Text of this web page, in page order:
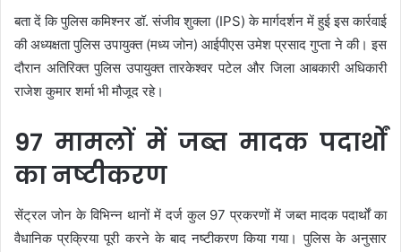
बता दें कि पुलिस कमिश्नर डॉ. संजीव शुक्ला (IPS) के मार्गदर्शन में हुई इस कार्रवाई
की अध्यक्षता पुलिस उपायुक्त (मध्य जोन) आईपीएस उमेश प्रसाद गुप्ता ने की। इस
दौरान अतिरिक्त पुलिस उपायुक्त तारकेश्वर पटेल और जिला आबकारी अधिकारी
राजेश कुमार शर्मा भी मौजूद रहे।
97 मामलों में जब्त मादक पदार्थों
का नष्टीकरण
सेंट्रल जोन के विभिन्न थानों में दर्ज कुल 97 प्रकरणों में जब्त मादक पदार्थों का
वैधानिक प्रक्रिया पूरी करने के बाद नष्टीकरण किया गया। पुलिस के अनुसार